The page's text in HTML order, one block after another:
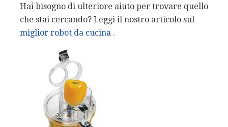
Hai bisogno di ulteriore aiuto per trovare quello
che stai cercando? Leggi il nostro articolo sul
miglior robot da cucina .